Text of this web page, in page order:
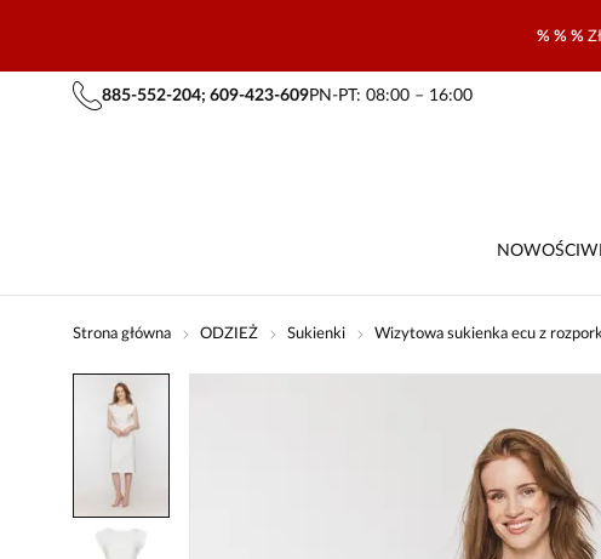
% % %
885-552-204; 609-423-609PN-PT: 08:00 – 16:00
NOWOŚCI
Strona główna ODZIEŻ Sukienki Wizytowa sukienka ecu z